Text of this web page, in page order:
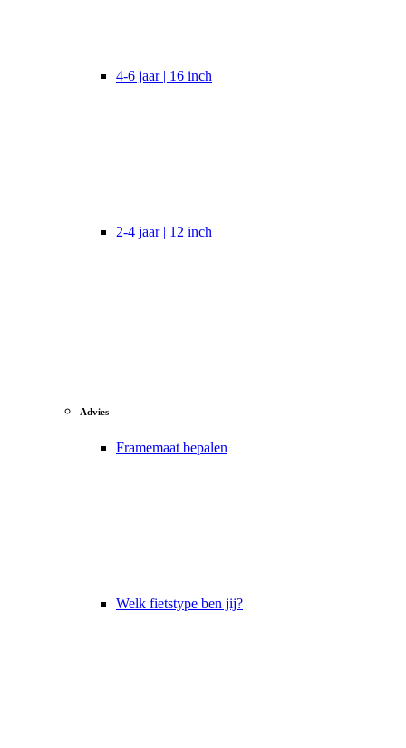
4-6 jaar | 16 inch
2-4 jaar | 12 inch
Advies
Framemaat bepalen
Welk fietstype ben jij?